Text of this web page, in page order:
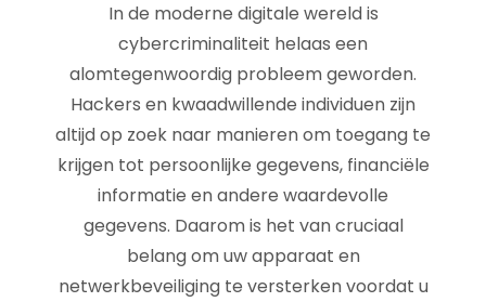
In de moderne digitale wereld is
cybercriminaliteit helaas een
alomtegenwoordig probleem geworden.
Hackers en kwaadwillende individuen zijn
altijd op zoek naar manieren om toegang te
krijgen tot persoonlijke gegevens, financiële
informatie en andere waardevolle
gegevens. Daarom is het van cruciaal
belang om uw apparaat en
netwerkbeveiliging te versterken voordat u